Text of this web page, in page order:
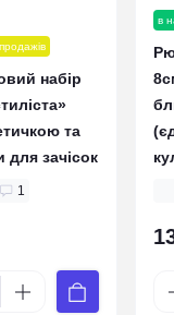
набір
та
для зачісок
1
в